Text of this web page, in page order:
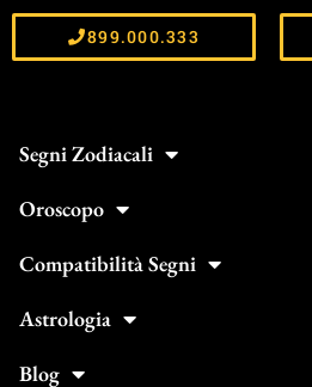
899.000.333
Segni Zodiacali
Oroscopo
Compatibilità Segni
Astrologia
Blog